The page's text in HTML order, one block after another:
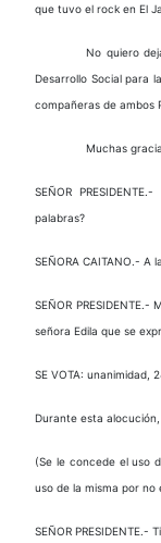
que tuvo el rock en El
No quiero
Desarrollo Social para
compañeras de ambos
Muchas
SEÑOR
palabras?
SEÑORA CAITANO.- A
SEÑOR
señora Edila que se
SE VOTA: unanimidad,
Durante esta
(Se le concede el uso
uso de la misma por
SEÑOR PRESIDENTE.-